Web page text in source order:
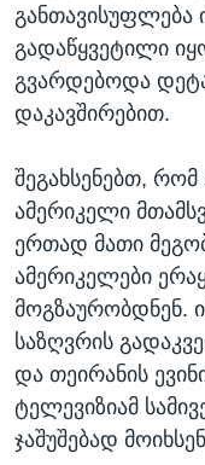
გადაწყვეტილი
გვარდებოდა
დაკავშირებით.
შეგახსენებთ,
ამერიკელი
ერთად მათი
ამერიკელები
მოგზაურობდნენ.
საზღვრის
და თეირანის
ტელევიზიამ
ჯაშუშებად